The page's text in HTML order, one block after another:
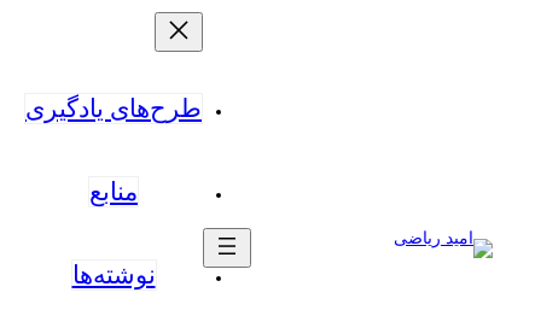
طرح‌های یادگیری
منابع
نوشته‌ها